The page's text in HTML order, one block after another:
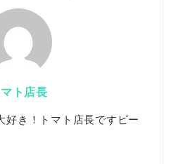
マト店長
好き！トマト店長ですピー